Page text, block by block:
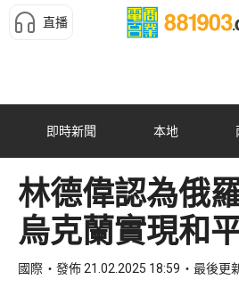
直播
即時新聞 本地
林德偉認為俄
烏克蘭實現和
國際 發佈 21.02.2025 18:59 最後更